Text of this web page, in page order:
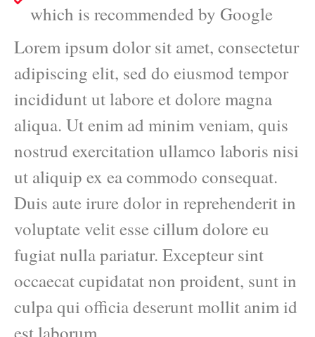
which is recommended by Google
Lorem ipsum dolor sit amet, consectetur
adipiscing elit, sed do eiusmod tempor
incididunt ut labore et dolore magna
aliqua. Ut enim ad minim veniam, quis
nostrud exercitation ullamco laboris nisi
ut aliquip ex ea commodo consequat.
Duis aute irure dolor in reprehenderit in
voluptate velit esse cillum dolore eu
fugiat nulla pariatur. Excepteur sint
occaecat cupidatat non proident, sunt in
culpa qui officia deserunt mollit anim id